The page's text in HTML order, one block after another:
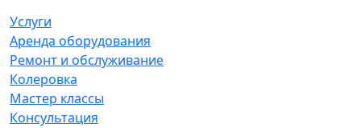
Услуги
Аренда оборудования
Ремонт и обслуживание
Колеровка
Мастер классы
Консультация